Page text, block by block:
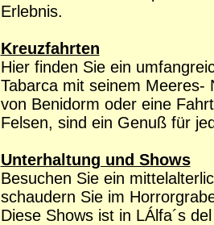
Erlebnis.
Kreuzfahrten
Hier finden Sie ein
Tabarca mit seinem Meeres-
von Benidorm oder eine
Felsen, sind ein Genuß für
Unterhaltung und Shows
Besuchen Sie ein
schaudern Sie im
Diese Shows ist in LÁlfa´s